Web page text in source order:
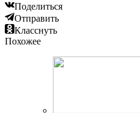
Поделиться
Отправить
Класснуть
Похожее